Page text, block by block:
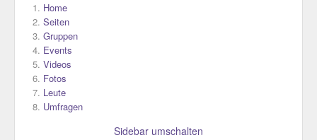
Home
Seiten
Gruppen
Events
Videos
Fotos
Leute
Umfragen
Sidebar umschalten